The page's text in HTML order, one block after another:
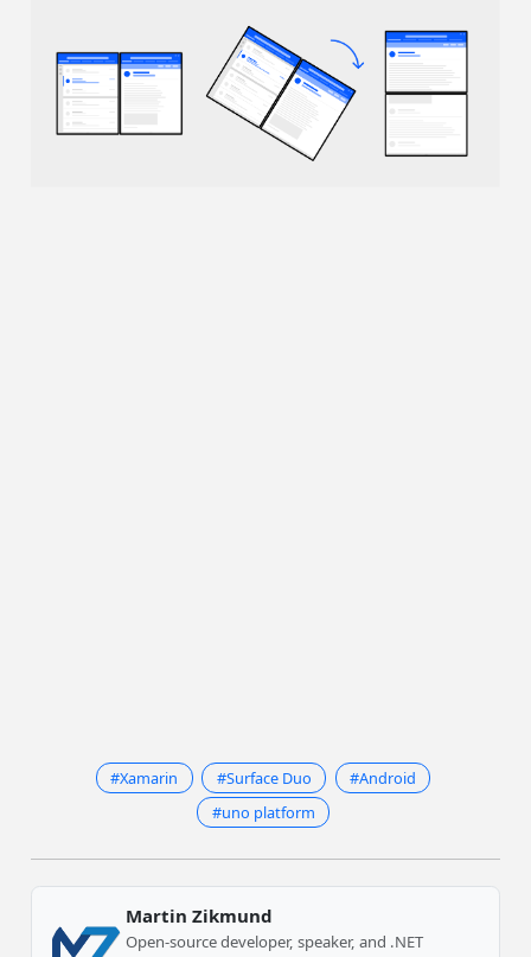
#Xamarin #Surface Duo
#Android
#uno platform
Martin Zikmund
Open-source developer, speaker, and .NET